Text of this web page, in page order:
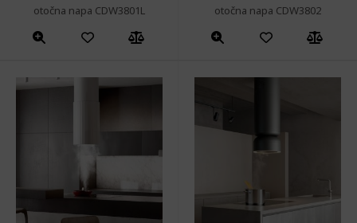
otočna napa CDW3801L otočna napa CDW3802